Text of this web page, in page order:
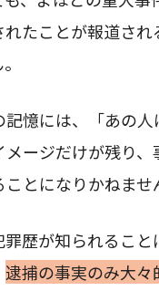
れたことが報道され
憶には、「あの人
メージだけが残り、
とになりかねませ
罪歴が知られること
逮捕の事実のみ大々